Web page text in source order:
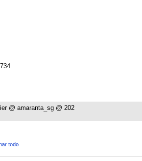
@ amaranta_sg @ 202
todo